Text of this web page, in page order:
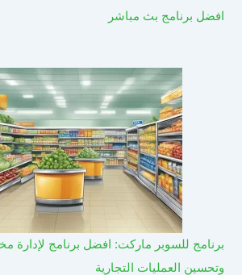
افضل برنامج بث مباشر
برنامج للسوبر ماركت: افضل برنامج لإدارة
وتحسين العمليات التجارية